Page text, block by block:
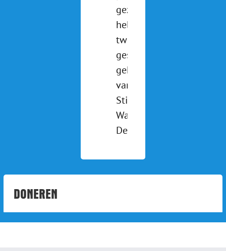
gezien? We
hebben
twee pony's
gesponsord
gekregen
van
Stichting de
Waterlander.
Deze [...]
DONEREN